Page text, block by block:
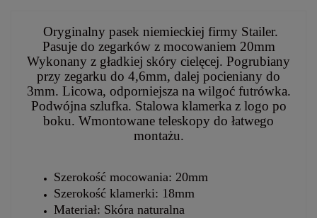
Oryginalny pasek niemieckiej firmy Stailer.
Pasuje do zegarków z mocowaniem 20mm
Wykonany z gładkiej skóry cielęcej. Pogrubiany
przy zegarku do 4,6mm, dalej pocieniany do
3mm. Licowa, odporniejsza na wilgoć futrówka.
Podwójna szlufka. Stalowa klamerka z logo po
boku. Wmontowane teleskopy do łatwego
montażu.
Szerokość mocowania: 20mm
Szerokość klamerki: 18mm
Materiał: Skóra naturalna